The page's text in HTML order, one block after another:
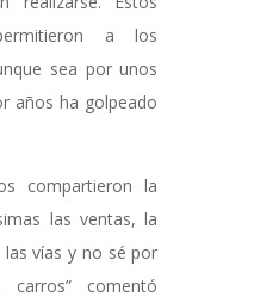
a los
sea por unos
años ha golpeado
compartieron la
las ventas, la
vías y no sé por
comentó